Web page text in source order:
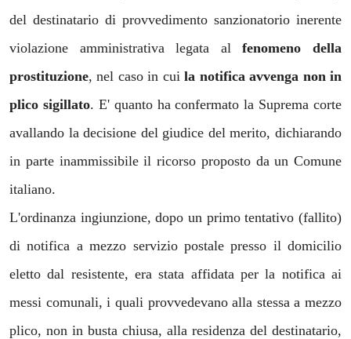
del destinatario di provvedimento sanzionatorio inerente
violazione amministrativa legata alfenomeno della
prostituzione, nel caso in cuila notifica avvenga non in
plico sigillato. E' quanto ha confermato la Suprema corte
avallando la decisione del giudice del merito, dichiarando
in parte inammissibile il ricorso proposto da un Comune
italiano.
L'ordinanza ingiunzione, dopo un primo tentativo (fallito)
di notifica a mezzo servizio postale presso il domicilio
eletto dal resistente, era stata affidata per la notifica ai
messi comunali, i quali provvedevano alla stessa a mezzo
plico, non in busta chiusa, alla residenza del destinatario,